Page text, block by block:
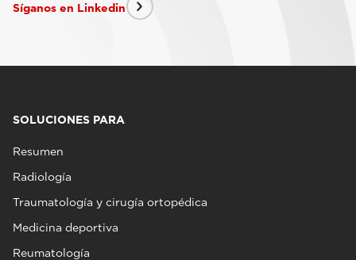
Síganos en Linkedin
SOLUCIONES PARA
Resumen
Radiología
Traumatología y cirugía ortopédica
Medicina deportiva
Reumatología